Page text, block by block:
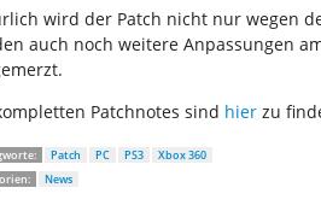
wird der Patch nicht nur wegen
auch noch weitere Anpassungen
Patchnotes sind hier zu
Patch PC PS3
Xbox 360
News